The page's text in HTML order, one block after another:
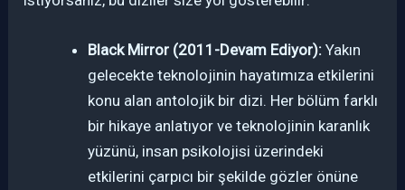
Black Mirror (2011-Devam Ediyor): Yakın
gelecekte teknolojinin hayatımıza etkilerini
konu alan antolojik bir dizi. Her bölüm farklı
bir hikaye anlatıyor ve teknolojinin karanlık
yüzünü, insan psikolojisi üzerindeki
etkilerini çarpıcı bir şekilde gözler önüne